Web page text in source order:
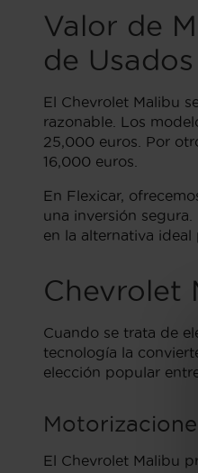
Valor de
de Usados
El Chevrolet Malibu
razonable. Los
25,000 euros. Por
16,000 euros.
En Flexicar,
una inversión
en la alternativa ideal
Chevrolet
Cuando se trata de
tecnología la
elección popular
El Chevrolet Malibu